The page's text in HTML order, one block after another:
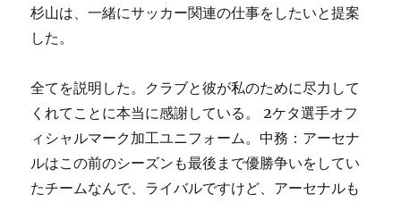
杉山は、一緒にサッカー関連の仕事をしたいと提案
した。
全てを説明した。クラブと彼が私のために尽力して
くれてことに本当に感謝している。 2ケタ選手オフ
ィシャルマーク加工ユニフォーム。中務：アーセナ
ルはこの前のシーズンも最後まで優勝争いをしてい
たチームなんで、ライバルですけど、アーセナルも